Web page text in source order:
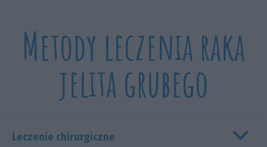
Metody leczenia raka
jelita grubego
Leczenie chirurgiczne